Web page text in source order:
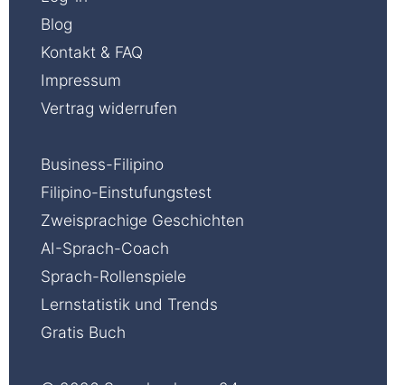
Blog
Kontakt & FAQ
Impressum
Vertrag widerrufen
Business-Filipino
Filipino-Einstufungstest
Zweisprachige Geschichten
AI-Sprach-Coach
Sprach-Rollenspiele
Lernstatistik und Trends
Gratis Buch